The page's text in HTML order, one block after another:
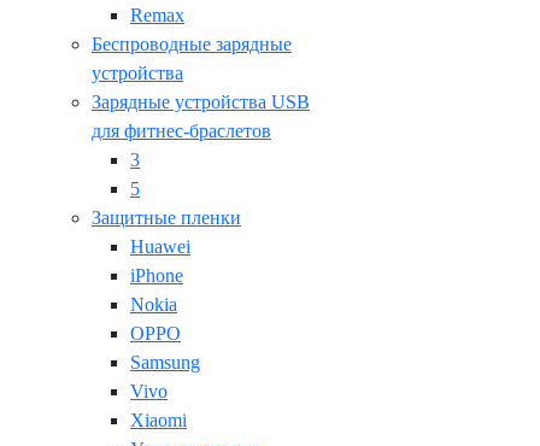
Remax
Беспроводные зарядные
устройства
Зарядные устройства USB
для фитнес-браслетов
3
5
Защитные пленки
Huawei
iPhone
Nokia
OPPO
Samsung
Vivo
Xiaomi